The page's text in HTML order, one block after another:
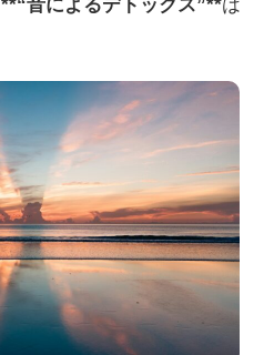
**“音によるデトックス”**は